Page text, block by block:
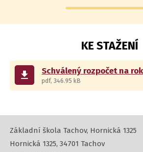
KE STAŽENÍ
get_app Schválený rozpočet na
pdf, 346.95 kB
Základní škola Tachov, Hornická 1325
Hornická 1325, 34701 Tachov